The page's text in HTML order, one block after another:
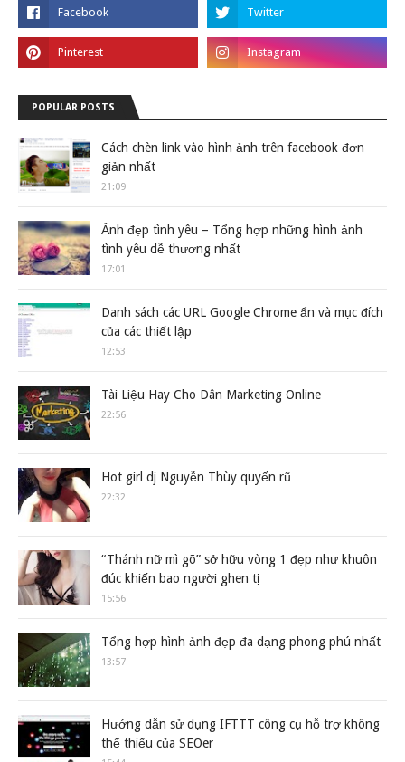
POPULAR POSTS
Cách chèn link vào hình ảnh trên facebook đơn
giản nhất
21:09
Ảnh đẹp tình yêu – Tổng hợp những hình ảnh
tình yêu dễ thương nhất
17:01
Danh sách các URL Google Chrome ẩn và mục đích
của các thiết lập
12:53
Tài Liệu Hay Cho Dân Marketing Online
22:56
Hot girl dj Nguyễn Thùy quyến rũ
22:32
“Thánh nữ mì gõ” sở hữu vòng 1 đẹp như khuôn
đúc khiến bao người ghen tị
15:56
Tổng hợp hình ảnh đẹp đa dạng phong phú nhất
13:57
Hướng dẫn sử dụng IFTTT công cụ hỗ trợ không
thể thiếu của SEOer